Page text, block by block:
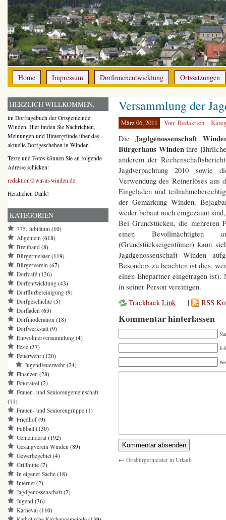
Home Impressum Dorfinnenentwicklung Ortssatzungen
Versammlung der
März 06, 2011 Von: Redaktion
Die
Jagdgenossenschaft
Bürgerhaus Windenihre jährliche
anderem der
Jagdverpachtung 2010 sowie
Verwendung des Reinerlöses aus
Eingeladen und
der Gemarkung Winden.
weder bebaut noch eingezäunt
Bei Grundstücken, die mehreren
einen Bevollmächtigten
(Grundstückseigentümer) kann
Jagdgenossenschaft Winden
Besonders zu beachten ist dies,
einen Ehepartner eingetragen
in seiner Person vereinigen.
TrackbackLink | RSS
Kommentar hinterlassen
E-
← Ortsbürgermeister in Urlaub
HERZLICH WILLKOMMEN,
im Dorftagebuch der Ortsgemeinde
Winden. Hier finden Sie Nachrichten,
Meinungen und Hintergründe über das
aktuelle Dorfgeschehen in Winden.
Texte und Fotos können Sie an folgende
Adresse schicken:
redaktion@wir-in-winden.de
Herzlichen Dank!
KATEGORIEN
775. Jubiläum (10)
Allgemein (618)
Breitband (8)
Bürgermeister (119)
Bürgerverein (67)
Dorfcafé (126)
Dorfentwicklung (43)
Dorfflurbereinigung (9)
Dorfgeschichte (5)
Dorfladen (63)
Dorfmoderation (18)
Dorfwerkstatt (9)
Einwohnerversammlung (4)
Feste (37)
Feuerwehr (120)
Jugendfeuerwehr (24)
Finanzen (28)
Fotorätsel (2)
Frauen- und Seniorengemeinschaft
(11)
Frauen- und Seniorengruppe (1)
Friedhof(9)
Fußball (130)
Gemeinderat (192)
Gesangverein Winden (89)
Gewerbegebiet (4)
Grillhütte (7)
In eigener Sache (18)
Internet (2)
Jagdgenossenschaft (2)
Jugend (36)
Karneval (110)